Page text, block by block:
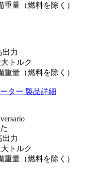
重量（燃料を除く）
出力
トルク
重量（燃料を除く）
ター 製品詳細
出力
トルク
重量（燃料を除く）